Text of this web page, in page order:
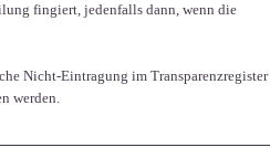
fingiert, jedenfalls dann, wenn die
Nicht-Eintragung im Transparenzregister
werden.